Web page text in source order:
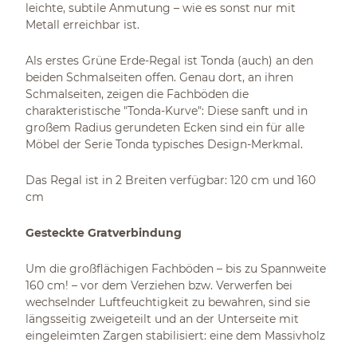
leichte, subtile Anmutung – wie es sonst nur mit
Metall erreichbar ist.
Als erstes Grüne Erde-Regal ist Tonda (auch) an den
beiden Schmalseiten offen. Genau dort, an ihren
Schmalseiten, zeigen die Fachböden die
charakteristische "Tonda-Kurve": Diese sanft und in
großem Radius gerundeten Ecken sind ein für alle
Möbel der Serie Tonda typisches Design-Merkmal.
Das Regal ist in 2 Breiten verfügbar: 120 cm und 160
cm
Gesteckte Gratverbindung
Um die großflächigen Fachböden – bis zu Spannweite
160 cm! – vor dem Verziehen bzw. Verwerfen bei
wechselnder Luftfeuchtigkeit zu bewahren, sind sie
längsseitig zweigeteilt und an der Unterseite mit
eingeleimten Zargen stabilisiert: eine dem Massivholz